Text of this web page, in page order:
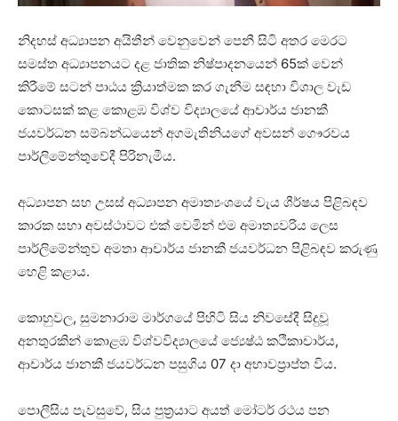
නිදහස් අධ්‍යාපන අයිතීන් වෙනුවෙන් පෙනී සිටි අතර මෙරට
සමස්ත අධ්‍යාපනයට දළ ජාතික නිෂ්පාදනයෙන් 65ක් වෙන්
කිරීමේ සටන් පාඨය ක්‍රියාත්මක කර ගැනීම සඳහා විශාල වැඩ
කොටසක් කළ කොළඹ විශ්ව විද්‍යාලයේ ආචාර්ය ජානකී
ජයවර්ධන සම්බන්ධයෙන් අගමැතිනියගේ අවසන් ගෞරවය
පාර්ලිමේන්තුවේදී පිරිනැමීය.
අධ්‍යාපන සහ උසස් අධ්‍යාපන අමාත්‍යංශයේ වැය ශීර්ෂය පිළිබඳව
කාරක සභා අවස්ථාවට එක් වෙමින් එම අමාත්‍යවරිය ලෙස
පාර්ලිමේන්තුව අමතා ආචාර්ය ජානකී ජයවර්ධන පිළිබඳව කරුණු
හෙළි කළාය.
කොහුවල, සුමනාරාම මාර්ගයේ පිහිටි සිය නිවසේදී සිදුවූ
අනතුරකින් කොළඹ විශ්වවිද්‍යාලයේ ජ්‍යෙෂ්ඨ කථිකාචාර්ය,
ආචාර්ය ජානකී ජයවර්ධන පසුගිය 07 දා අභාවප්‍රාප්ත විය.
පොලීසිය පැවසුවේ, සිය පුත්‍රයාට අයත් මෝටර් රථය පන